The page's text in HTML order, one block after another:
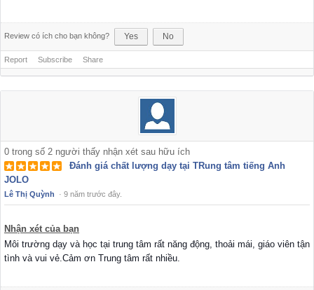
Review có ích cho bạn không? Yes No
Report Subscribe Share
0 trong số 2 người thấy nhận xét sau hữu ích
Đánh giá chất lượng dạy tại TRung tâm tiếng Anh
JOLO
Lê Thị Quỳnh · 9 năm trước đây.
Nhận xét của bạn
Môi trường dạy và học tại trung tâm rất năng động, thoải mái, giáo viên tận
tình và vui vẻ.Cảm ơn Trung tâm rất nhiều.